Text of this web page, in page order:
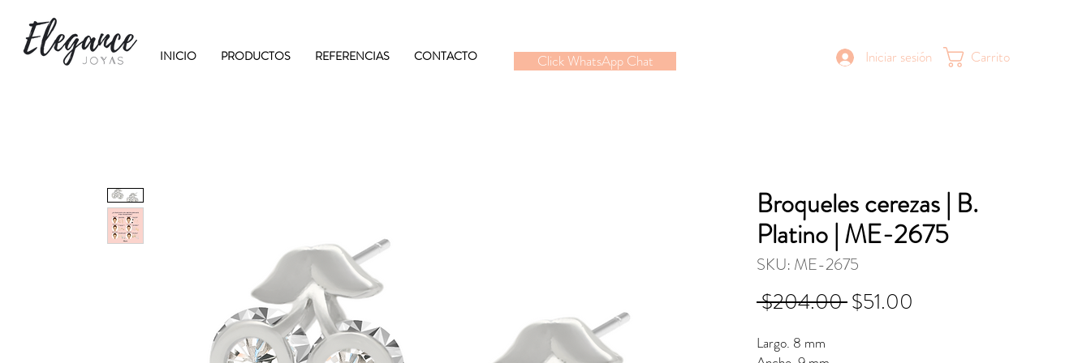
INICIO PRODUCTOS REFERENCIAS CONTACTO Click WhatsApp Chat Iniciar sesión Carrito
Broqueles cerezas | B.
Platino | ME-2675
SKU: ME-2675
$204.00 Precio
$51.00
Largo. 8 mm